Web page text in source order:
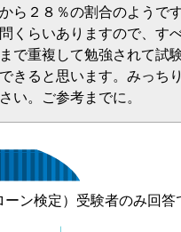
ら２８％の割合のようで
くらいありますので、す
で重複して勉強されて試
きると思います。みっち
い。ご参考までに。
ン検定）受験者のみ回答